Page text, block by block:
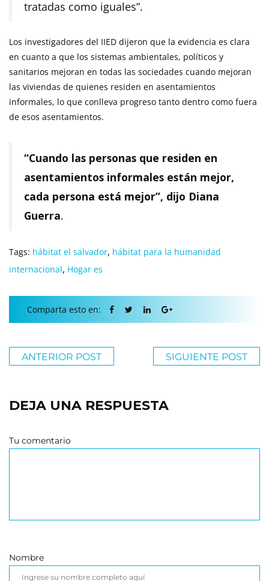
tratadas como iguales”.
Los investigadores del IIED dijeron que la evidencia es clara
en cuanto a que los sistemas ambientales, políticos y
sanitarios mejoran en todas las sociedades cuando mejoran
las viviendas de quienes residen en asentamientos
informales, lo que conlleva progreso tanto dentro como fuera
de esos asentamientos.
“Cuando las personas que residen en
asentamientos informales están mejor,
cada persona está mejor”, dijo Diana
Guerra.
Tags: hábitat el salvador, hábitat para la humanidad
internacional, Hogar es
Comparta esto en:
ANTERIOR POST SIGUIENTE POST
DEJA UNA RESPUESTA
Tu comentario
Nombre